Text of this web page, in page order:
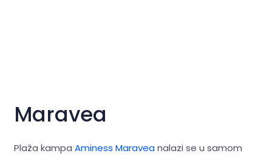
Maravea
Plaža kampa Aminess Maraveanalazi se u samom